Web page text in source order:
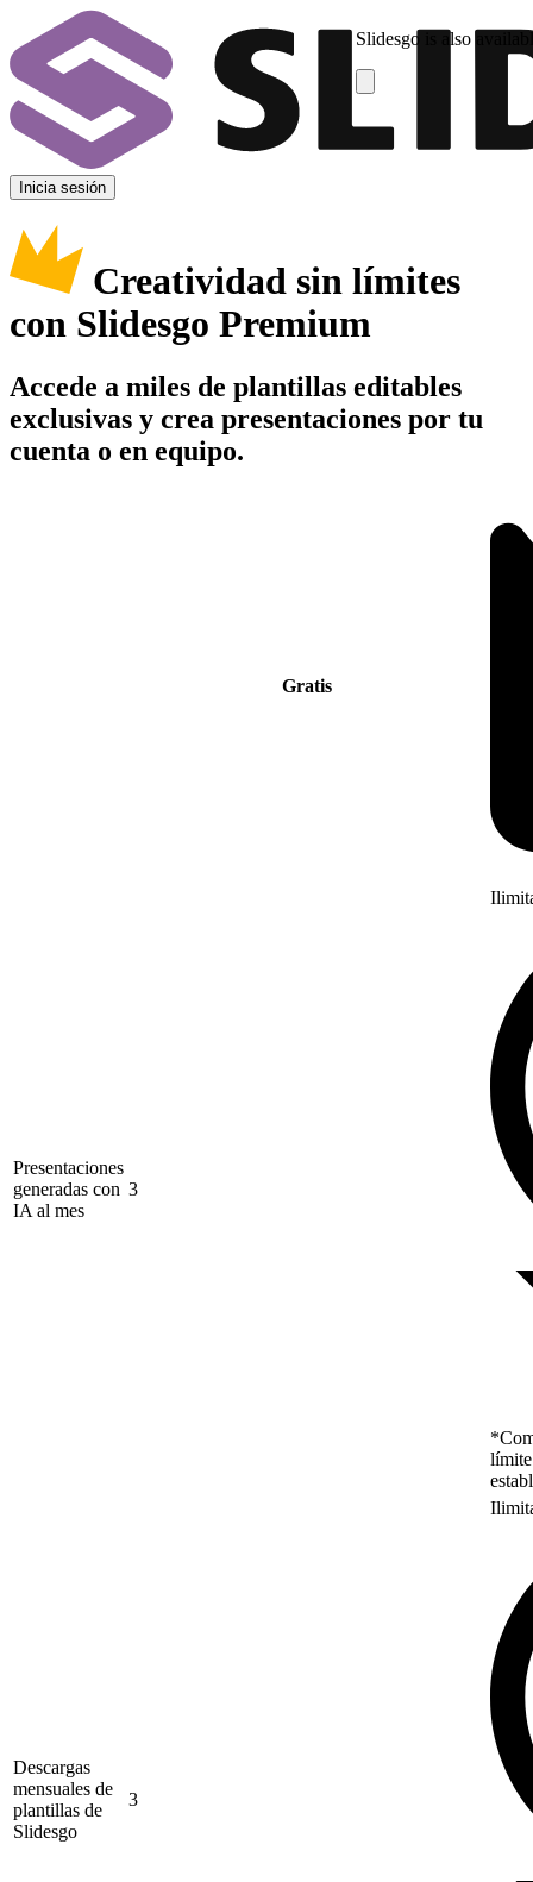
Slidesgo is also
Inicia sesión
Creatividad sin límites
con Slidesgo Premium
Accede a miles de plantillas editables
exclusivas y crea presentaciones por tu
cuenta o en equipo.
Gratis
Presentaciones
generadas con
IA al mes
3
Descargas
mensuales de
plantillas de
Slidesgo
3